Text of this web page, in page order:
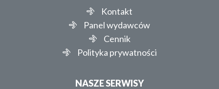
Kontakt
Panel wydawców
Cennik
Polityka prywatności
NASZE SERWISY